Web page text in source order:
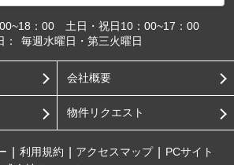
：00 土日・祝日10：00~17：00
：
毎週水曜日・第三火曜日
会社概要
物件リクエスト
利用規約 アクセスマップ
PCサイト